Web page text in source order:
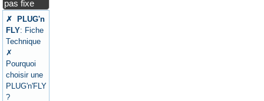
pas fixe
✗ PLUG'n
FLY: Fiche
Technique
✗
Pourquoi
choisir une
PLUG'n'FLY
?